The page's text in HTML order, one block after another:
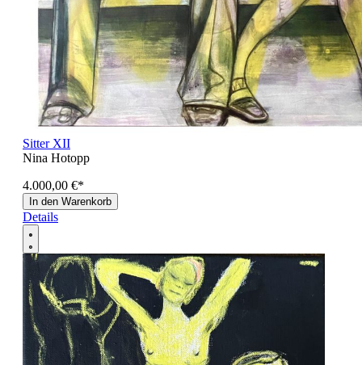
Sitter XII
Nina Hotopp
4.000,00 €*
In den Warenkorb
Details